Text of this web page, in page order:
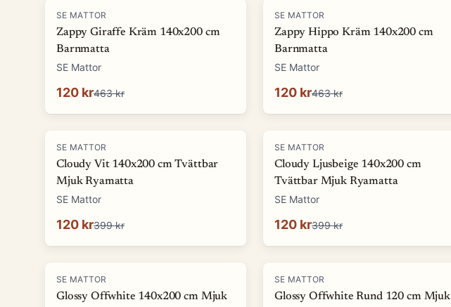
-74 %
SE MATTOR
Zappy Giraffe Kräm 140x200 cm
Barnmatta
SE Mattor
120 kr463 kr
-74 %
SE MATTOR
Zappy Hippo Kräm 140x200 cm
Barnmatta
SE Mattor
120 kr463 kr
-70%
SE MATTOR
Cloudy Vit 140x200 cm Tvättbar
Mjuk Ryamatta
SE Mattor
120 kr399 kr
-70%
SE MATTOR
Cloudy Ljusbeige 140x200 cm
Tvättbar Mjuk Ryamatta
SE Mattor
120 kr399 kr
-77 %
SE MATTOR
Glossy Offwhite 140x200 cm Mjuk
-57%
SE MATTOR
Glossy Offwhite Rund 120 cm Mjuk